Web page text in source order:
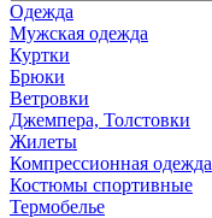
Одежда
Мужская одежда
Куртки
Брюки
Ветровки
Джемпера, Толстовки
Жилеты
Компрессионная одежда
Костюмы спортивные
Термобелье